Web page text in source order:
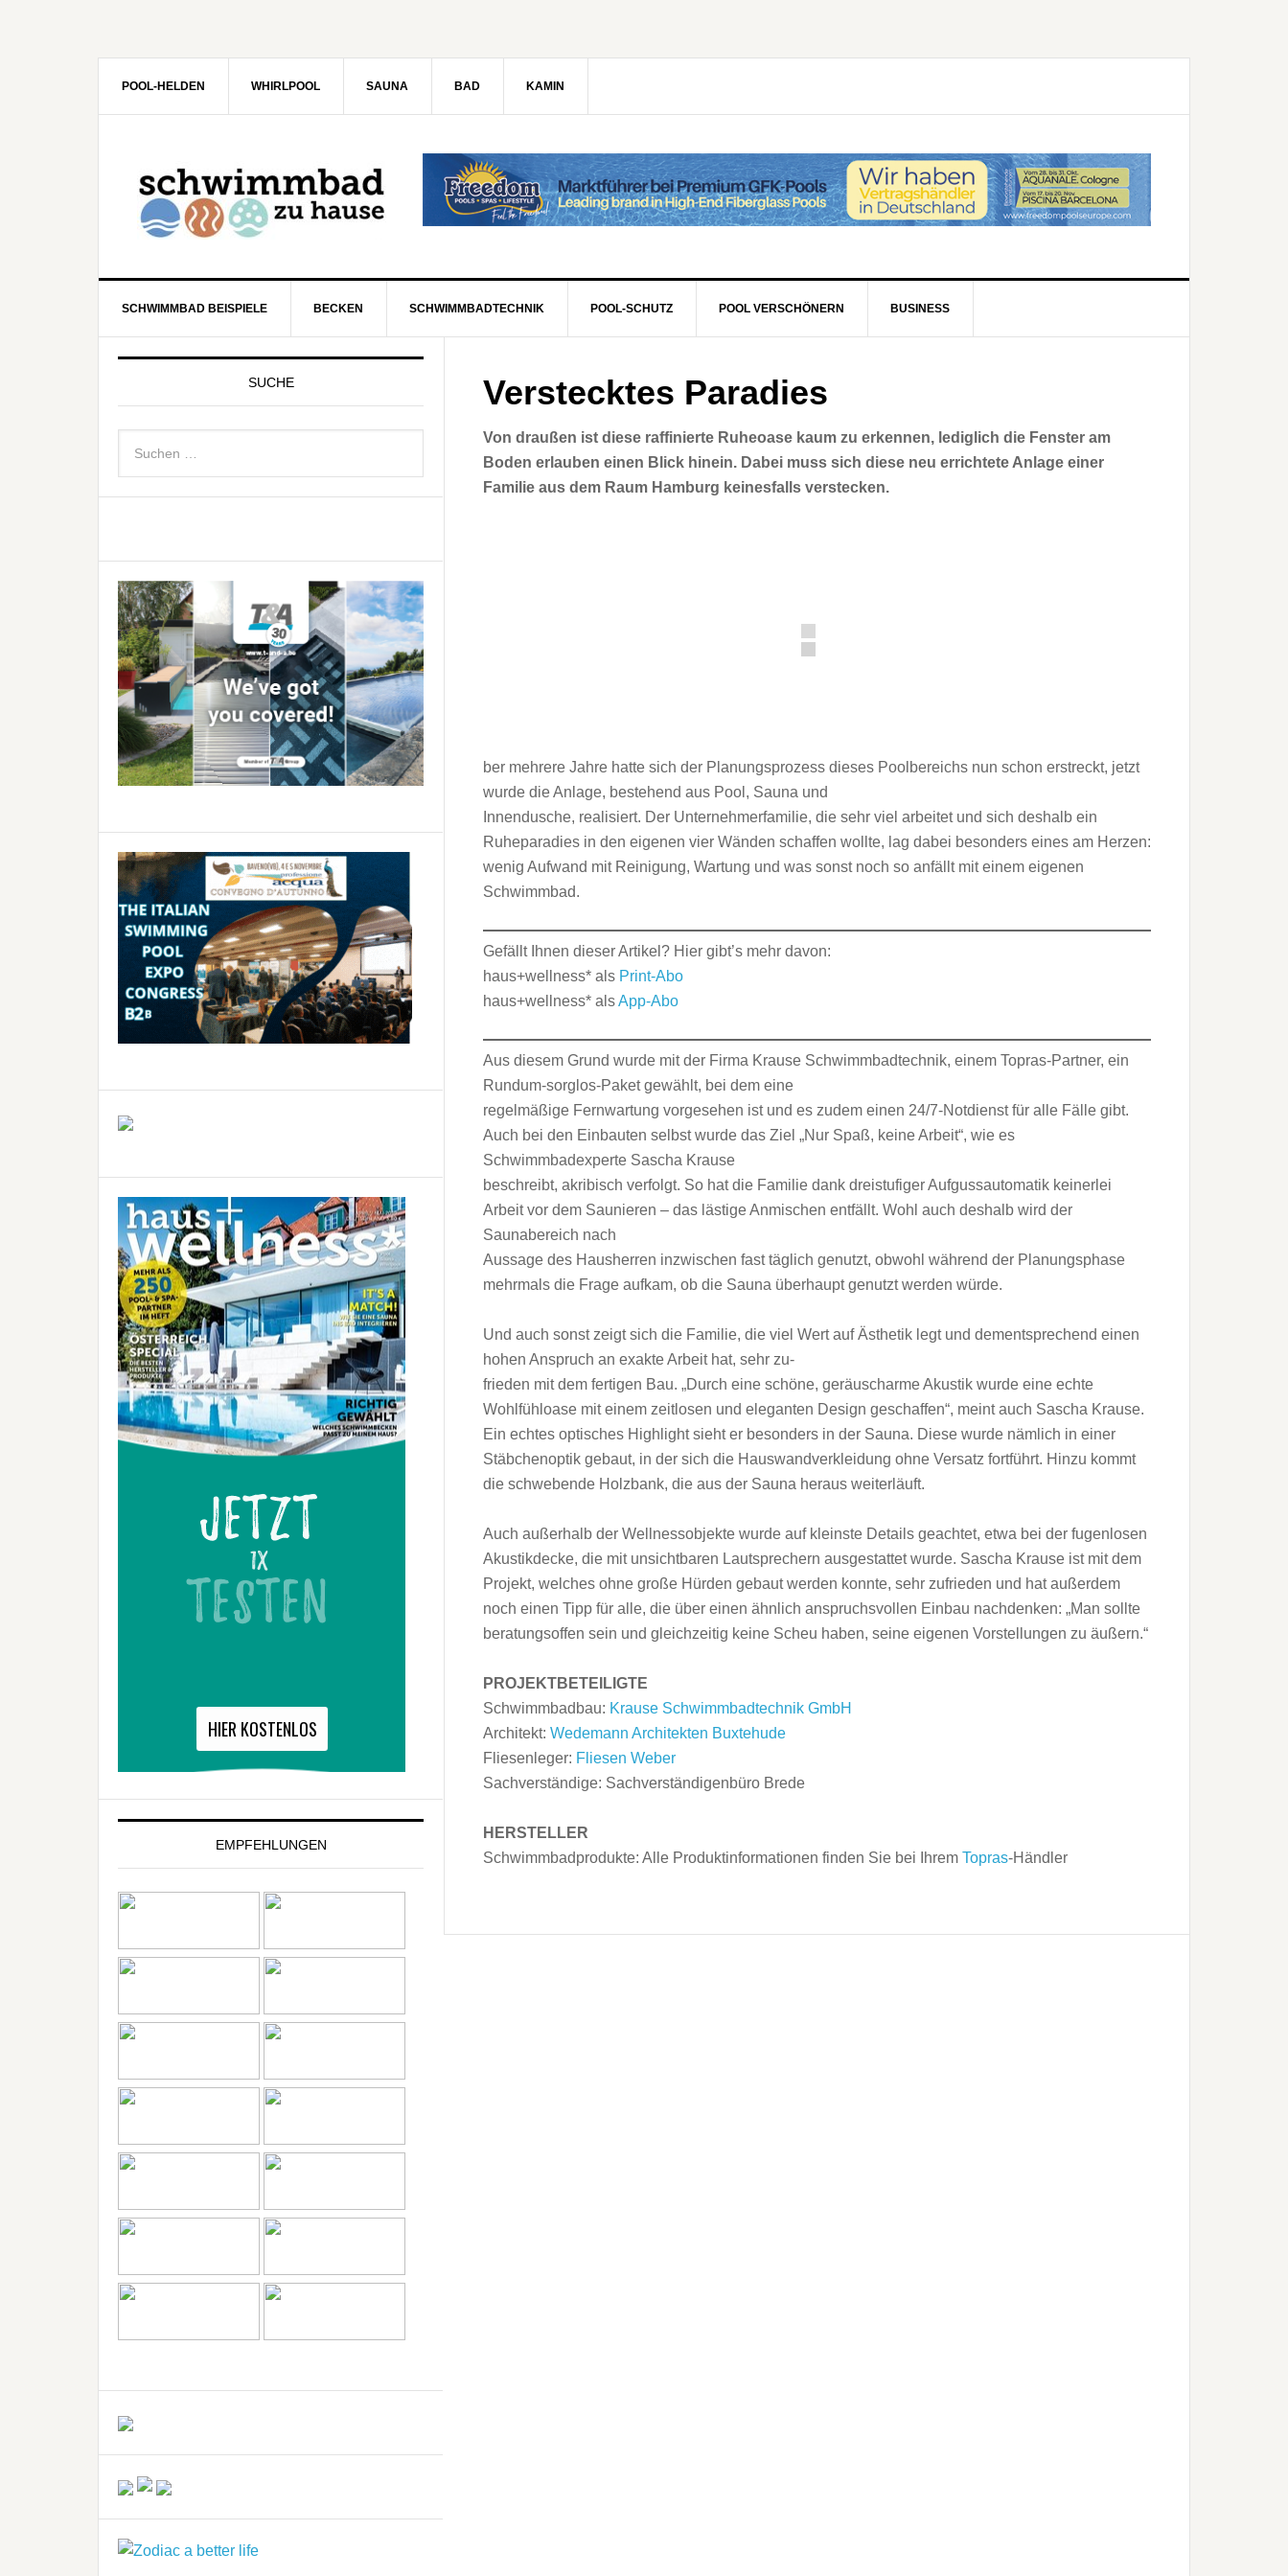
POOL-HELDEN WHIRLPOOL SAUNA BAD KAMIN
SCHWIMMBAD BEISPIELE BECKEN SCHWIMMBADTECHNIK POOL-SCHUTZ POOL VERSCHÖNERN BUSINESS
Verstecktes Paradies
Von draußen ist diese raffinierte Ruheoase kaum zu erkennen, lediglich die Fenster am
Boden erlauben einen Blick hinein. Dabei muss sich diese neu errichtete Anlage einer
Familie aus dem Raum Hamburg keinesfalls verstecken.
ber mehrere Jahre hatte sich der Planungsprozess dieses Poolbereichs nun schon erstreckt, jetzt
wurde die Anlage, bestehend aus Pool, Sauna und
Innendusche, realisiert. Der Unternehmerfamilie, die sehr viel arbeitet und sich deshalb ein
Ruheparadies in den eigenen vier Wänden schaffen wollte, lag dabei besonders eines am Herzen:
wenig Aufwand mit Reinigung, Wartung und was sonst noch so anfällt mit einem eigenen
Schwimmbad.
Gefällt Ihnen dieser Artikel? Hier gibt’s mehr davon:
haus+wellness* als Print-Abo
haus+wellness* alsApp-Abo
Aus diesem Grund wurde mit der Firma Krause Schwimmbadtechnik, einem Topras-Partner, ein
Rundum-sorglos-Paket gewählt, bei dem eine
regelmäßige Fernwartung vorgesehen ist und es zudem einen 24/7-Notdienst für alle Fälle gibt.
Auch bei den Einbauten selbst wurde das Ziel „Nur Spaß, keine Arbeit“, wie es
Schwimmbadexperte Sascha Krause
beschreibt, akribisch verfolgt. So hat die Familie dank dreistufiger Aufgussautomatik keinerlei
Arbeit vor dem Saunieren – das lästige Anmischen entfällt. Wohl auch deshalb wird der
Saunabereich nach
Aussage des Hausherren inzwischen fast täglich genutzt, obwohl während der Planungsphase
mehrmals die Frage aufkam, ob die Sauna überhaupt genutzt werden würde.
Und auch sonst zeigt sich die Familie, die viel Wert auf Ästhetik legt und dementsprechend einen
hohen Anspruch an exakte Arbeit hat, sehr zu-
frieden mit dem fertigen Bau. „Durch eine schöne, geräuscharme Akustik wurde eine echte
Wohlfühloase mit einem zeitlosen und eleganten Design geschaffen“, meint auch Sascha Krause.
Ein echtes optisches Highlight sieht er besonders in der Sauna. Diese wurde nämlich in einer
Stäbchenoptik gebaut, in der sich die Hauswandverkleidung ohne Versatz fortführt. Hinzu kommt
die schwebende Holzbank, die aus der Sauna heraus weiterläuft.
Auch außerhalb der Wellnessobjekte wurde auf kleinste Details geachtet, etwa bei der fugenlosen
Akustikdecke, die mit unsichtbaren Lautsprechern ausgestattet wurde. Sascha Krause ist mit dem
Projekt, welches ohne große Hürden gebaut werden konnte, sehr zufrieden und hat außerdem
noch einen Tipp für alle, die über einen ähnlich anspruchsvollen Einbau nachdenken: „Man sollte
beratungsoffen sein und gleichzeitig keine Scheu haben, seine eigenen Vorstellungen zu äußern.“
PROJEKTBETEILIGTE
Schwimmbadbau: Krause Schwimmbadtechnik GmbH
Architekt: Wedemann Architekten Buxtehude
Fliesenleger: Fliesen Weber
Sachverständige: Sachverständigenbüro Brede
HERSTELLER
Schwimmbadprodukte: Alle Produktinformationen finden Sie bei Ihrem Topras-Händler
SUCHE
EMPFEHLUNGEN